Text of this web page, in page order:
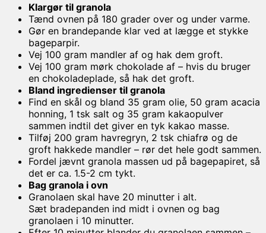
Klargør til granola
Tænd ovnen på 180 grader over og under varme.
Gør en brandepande klar ved at lægge et stykke
bageparpir.
Vej 100 gram mandler af og hak dem groft.
Vej 100 gram mørk chokolade af – hvis du bruger
en chokoladeplade, så hak det groft.
Bland ingredienser til granola
Find en skål og bland 35 gram olie, 50 gram acacia
honning, 1 tsk salt og 35 gram kakaopulver
sammen indtil det giver en tyk kakao masse.
Tilføj 200 gram havregryn, 2 tsk chiafrø og de
groft hakkede mandler – rør det hele godt sammen.
Fordel jævnt granola massen ud på bagepapiret, så
det er ca. 1.5-2 cm tykt.
Bag granola i ovn
Granolaen skal have 20 minutter i alt.
Sæt bradepanden ind midt i ovnen og bag
granolaen i 10 minutter.